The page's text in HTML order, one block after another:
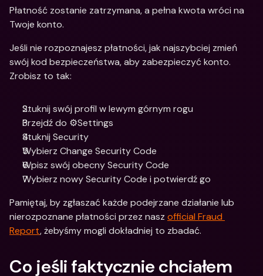
Płatność zostanie zatrzymana, a pełna kwota wróci na
Twoje konto.
Jeśli nie rozpoznajesz płatności, jak najszybciej zmień
swój kod bezpieczeństwa, aby zabezpieczyć konto.
Zrobisz to tak:
Stuknij swój profil w lewym górnym rogu
Przejdź do ⚙️Settings
Stuknij Security
Wybierz Change Security Code
Wpisz swój obecny Security Code
Wybierz nowy Security Code i potwierdź go
Pamiętaj, by zgłaszać każde podejrzane działanie lub
nierozpoznane płatności przez nasz official Fraud
Report, żebyśmy mogli dokładniej to zbadać.
Co jeśli faktycznie chciałem